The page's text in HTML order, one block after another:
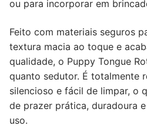
ou para incorporar em
Feito com materiais seguros
textura macia ao toque e
qualidade, o Puppy Tongue
quanto sedutor. É totalmente
silencioso e fácil de limpar, o
de prazer prática, duradoura
uso.